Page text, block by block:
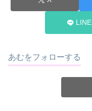
LINE
あむをフォローする